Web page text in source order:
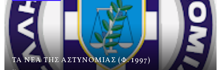
ΤΑ ΝΕΑ ΤΗΣ ΑΣΤΥΝΟΜΙΑΣ (Φ. 1997)